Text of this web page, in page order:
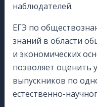
наблюдателей.
ЕГЭ по
знаний в области
и экономических
позволяет оценить
выпускников по
естественно-